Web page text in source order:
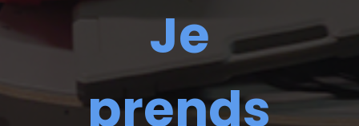
Je
prends